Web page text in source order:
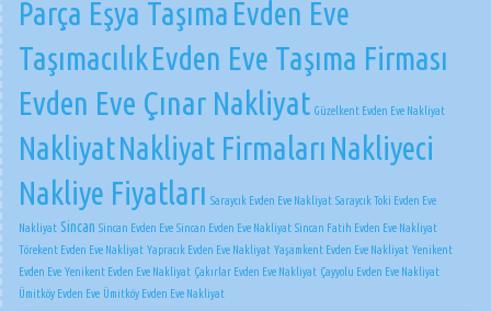
Parça Eşya Taşıma Evden Eve
TaşımacılıkEvden Eve Taşıma Firması
Evden Eve Çınar Nakliyat Güzelkent Evden Eve Nakliyat
NakliyatNakliyat Firmaları Nakliyeci
Nakliye Fiyatları Saraycık Evden Eve Nakliyat Saraycık Toki Evden Eve
Nakliyat Sincan Sincan Evden Eve Sincan Evden Eve Nakliyat Sincan Fatih Evden Eve Nakliyat
Törekent Evden Eve Nakliyat Yapracık Evden Eve Nakliyat Yaşamkent Evden Eve Nakliyat Yenikent
Evden Eve Yenikent Evden Eve Nakliyat Çakırlar Evden Eve Nakliyat Çayyolu Evden Eve Nakliyat
Ümitköy Evden Eve Ümitköy Evden Eve Nakliyat